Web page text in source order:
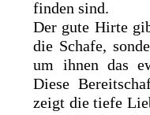
finden sind.
Der gute Hirte
die Schafe,
um ihnen das
Diese
zeigt die tiefe